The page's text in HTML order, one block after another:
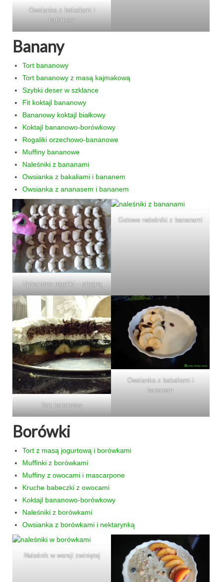
zapiekanki
chleby
sosy i pasty
napoje
fit
specjalne okazje
na grilla
karnawał
Wielkanoc
Boże Narodzenie
poza kuchnią
Smoki
Owsianka z bakaliami i
bananem
Banany
Tort bananowy
Tort bananowy z masą kajmakową
Szybki deser w szklance
Fit koktajl bananowy
Bananowy koktajl białkowy
Koktajl bananowo-borówkowy
Rogaliki orzechowo-bananowe
Muffiny bananowe
Naleśniki z bananami
Owsianka z bakaliami i bananem
Owsianka z ananasem i bananem
Upieczone rogaliki – stygną
Gotowe naleśniki z bananami
Tort bananowy
Owsianka z bakaliami i
bananem
Borówki
Tort z masą jogurtową i borówkami
Muffinki z borówkami
Muffiny z owocami i mascarpone
Kruche babeczki z owocami
Koktajl bananowo-borówkowy
Naleśniki z borówkami
Owsianka z borówkami i nektarynką
Naleśnik w wersji zwiniętej